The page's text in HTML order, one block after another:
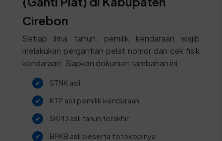
Cirebon
Setiap lima tahun, pemilik kendaraan wajib
melakukan pergantian pelat nomor dan cek fisik
kendaraan. Siapkan dokumen tambahan ini:
STNK asli
KTP asli pemilik kendaraan
SKPD asli tahun terakhir
BPKB asli beserta fotokopinya